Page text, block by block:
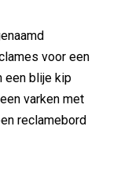
voor een
een blije kip
varken met
reclamebord